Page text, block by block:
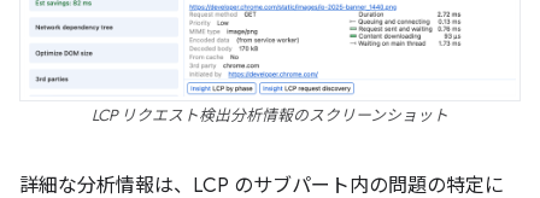
LCP リクエスト検出分析情報のスクリーンショット
詳細な分析情報は、LCP のサブパート内の問題の特定に